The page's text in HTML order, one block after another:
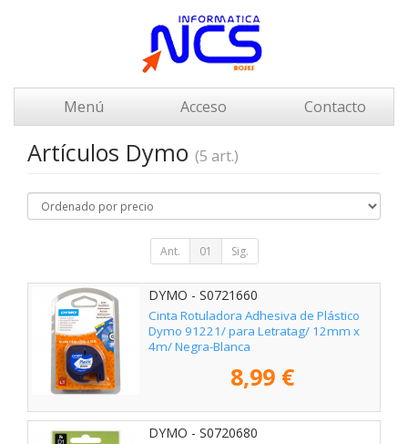
Menú Acceso Contacto
Artículos Dymo (5 art.)
Ant. 01 Sig.
DYMO - S0721660
Cinta Rotuladora Adhesiva de Plástico
Dymo 91221/ para Letratag/ 12mm x
4m/ Negra-Blanca
8,99 €
DYMO - S0720680